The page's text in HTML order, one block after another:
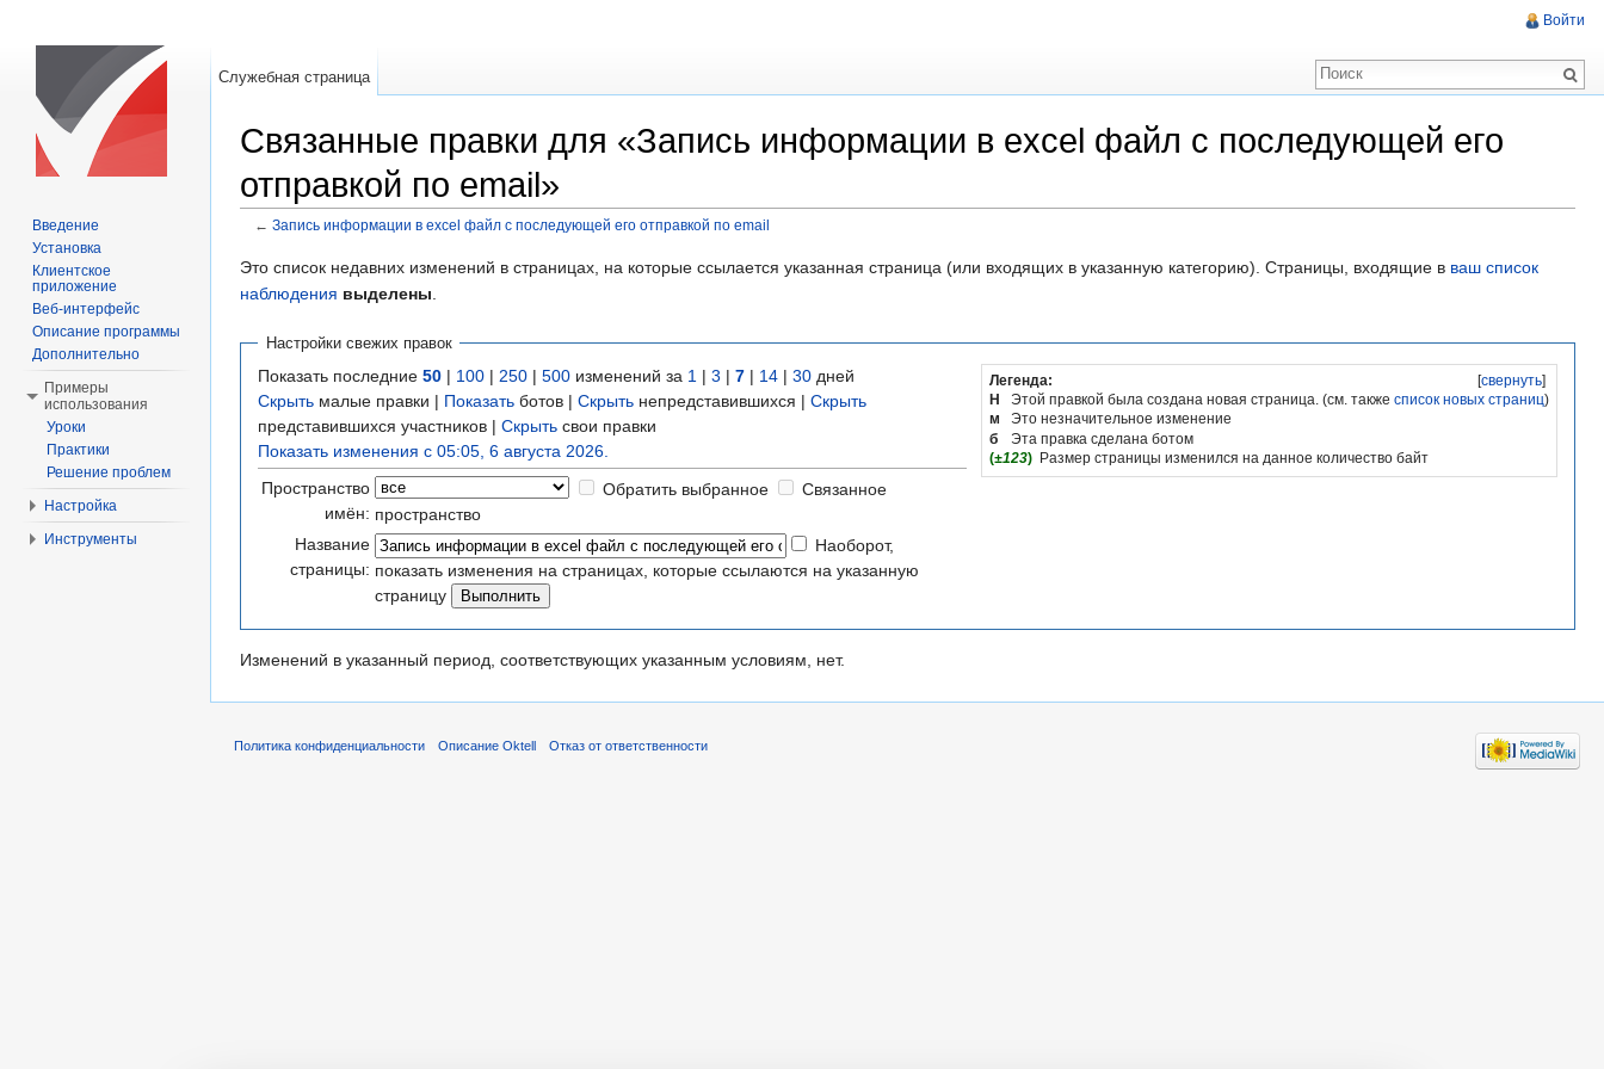
Связанные правки для «Запись информации в excel файл с последующей его
отправкой по email»
← Запись информации в excel файл с последующей его отправкой по email
Это список недавних изменений в страницах, на которые ссылается указанная страница (или входящих в указанную категорию). Страницы, входящие в ваш список
наблюдения выделены
Настройки свежих правок
[свернуть]
Легенда:
Н
Этой правкой была создана новая страница. (см. такжесписок новых страниц)
м
Это незначительное изменение
б
Эта правка сделана ботом
(±123) Размер страницы изменился на данное количество байт
Показать последние 50 | 100 | 250 | 500 изменений за 1 | 3 | 7 | 14 | 30 дней
Скрыть малые правки | Показать ботов | Скрыть непредставившихся | Скрыть
представившихся участников | Скрыть свои правки
Показать изменения с 05:05, 6 августа 2026.
Пространство
имён:
Обратить выбранное
Связанное
пространство
Название
страницы:
Наоборот,
показать изменения на страницах, которые ссылаются на указанную
страницу
Изменений в указанный период, соответствующих указанным условиям, нет.
Войти
Служебная страница
Введение
Установка
Клиентское
приложение
Веб-интерфейс
Описание программы
Дополнительно
Примеры
использования
Уроки
Практики
Решение проблем
Настройка
Инструменты
Политика конфиденциальности Описание Oktell Отказ от ответственности